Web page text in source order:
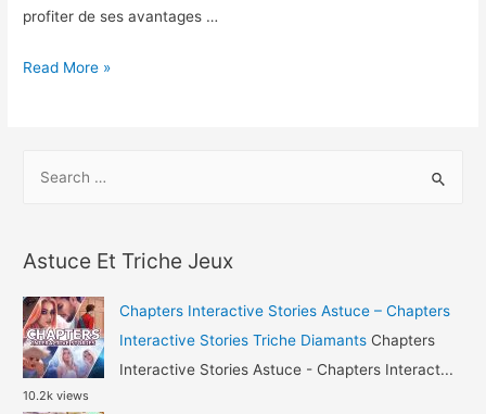
profiter de ses avantages …
Best
Best
Diamants
Or
Gratuit
Read More »
h
f
o
r
Astuce Et Triche Jeux
Chapters Interactive Stories Astuce – Chapters
Interactive Stories Triche Diamants Chapters
Interactive Stories Astuce - Chapters Interact...
10.2k views